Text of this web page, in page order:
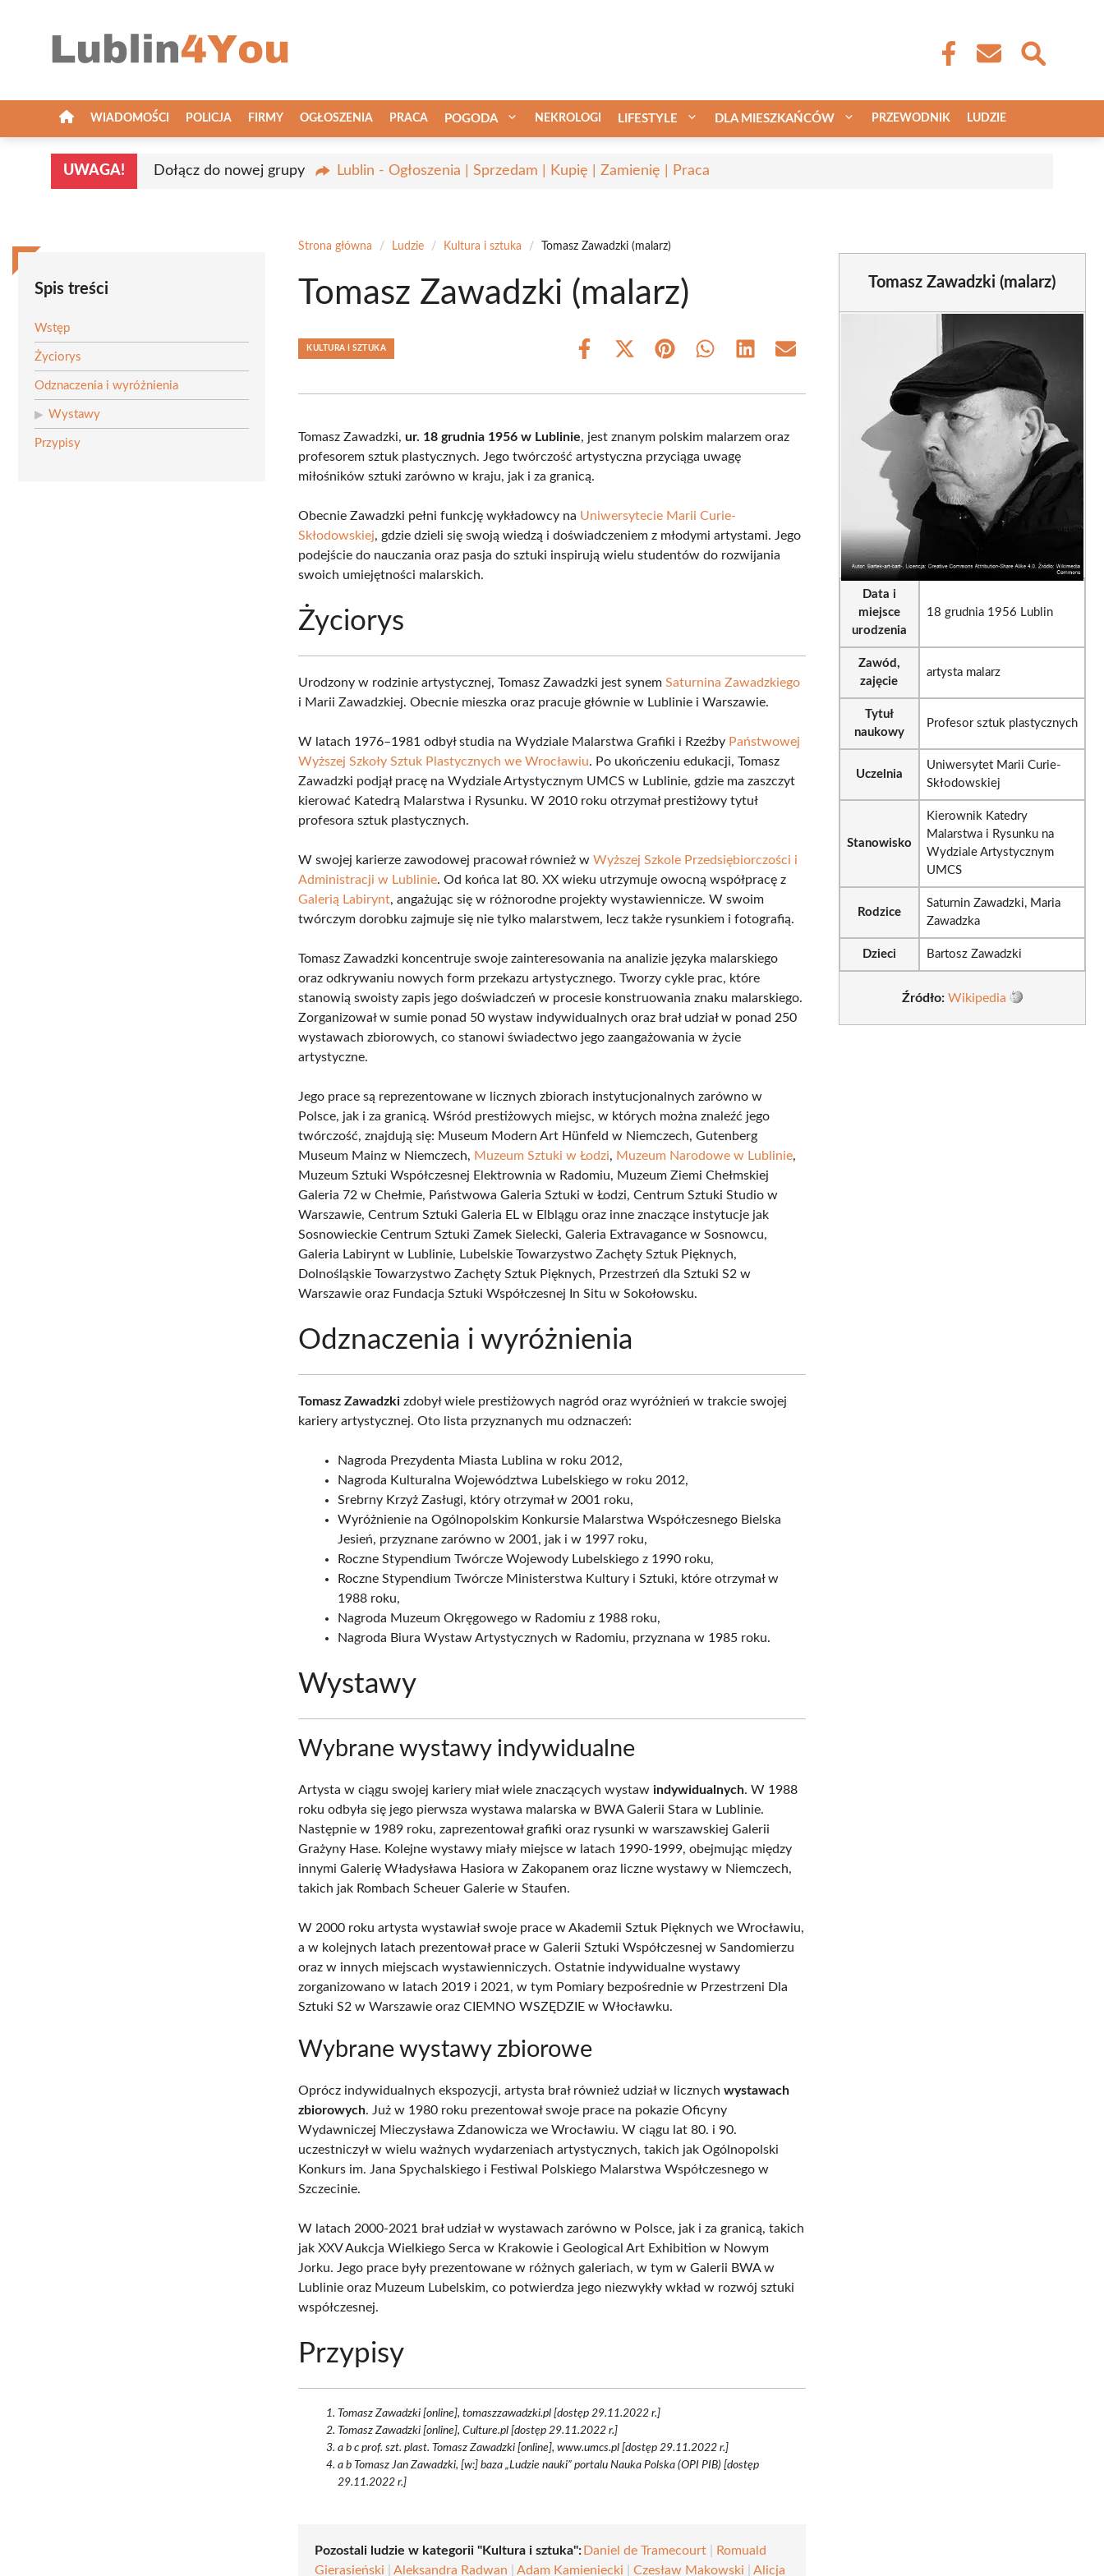
WIADOMOŚCI POLICJA FIRMY OGŁOSZENIA PRACA POGODA NEKROLOGI LIFESTYLE DLA MIESZKAŃCÓW PRZEWODNIK LUDZIE
UWAGA! Dołącz do nowej grupy Lublin - Ogłoszenia | Sprzedam | Kupię | Zamienię | Praca
Spis treści
Wstęp
Życiorys
Odznaczenia i wyróżnienia
Wystawy
Przypisy
Strona główna / Ludzie / Kultura i sztuka / Tomasz Zawadzki (malarz)
Tomasz Zawadzki (malarz)
KULTURA I SZTUKA
Share
Share
(Twitter)
Share Share Share Share
Tomasz Zawadzki,ur. 18 grudnia 1956 w Lublinie, jest znanym polskim malarzem oraz
profesorem sztuk plastycznych. Jego twórczość artystyczna przyciąga uwagę
miłośników sztuki zarówno w kraju, jak i za granicą.
Obecnie Zawadzki pełni funkcję wykładowcy na Uniwersytecie Marii Curie-
Skłodowskiej, gdzie dzieli się swoją wiedzą i doświadczeniem z młodymi artystami. Jego
podejście do nauczania oraz pasja do sztuki inspirują wielu studentów do rozwijania
swoich umiejętności malarskich.
Życiorys
Urodzony w rodzinie artystycznej, Tomasz Zawadzki jest synemSaturnina Zawadzkiego
i Marii Zawadzkiej. Obecnie mieszka oraz pracuje głównie w Lublinie i Warszawie.
W latach 1976–1981 odbył studia na Wydziale Malarstwa Grafiki i Rzeźby Państwowej
Wyższej Szkoły Sztuk Plastycznych we Wrocławiu. Po ukończeniu edukacji, Tomasz
Zawadzki podjął pracę na Wydziale Artystycznym UMCS w Lublinie, gdzie ma zaszczyt
kierować Katedrą Malarstwa i Rysunku. W 2010 roku otrzymał prestiżowy tytuł
profesora sztuk plastycznych.
W swojej karierze zawodowej pracował również wWyższej Szkole Przedsiębiorczości i
Administracji w Lublinie. Od końca lat 80. XX wieku utrzymuje owocną współpracę z
Galerią Labirynt, angażując się w różnorodne projekty wystawiennicze. W swoim
twórczym dorobku zajmuje się nie tylko malarstwem, lecz także rysunkiem i fotografią.
Tomasz Zawadzki koncentruje swoje zainteresowania na analizie języka malarskiego
oraz odkrywaniu nowych form przekazu artystycznego. Tworzy cykle prac, które
stanowią swoisty zapis jego doświadczeń w procesie konstruowania znaku malarskiego.
Zorganizował w sumie ponad 50 wystaw indywidualnych oraz brał udział w ponad 250
wystawach zbiorowych, co stanowi świadectwo jego zaangażowania w życie
artystyczne.
Jego prace są reprezentowane w licznych zbiorach instytucjonalnych zarówno w
Polsce, jak i za granicą. Wśród prestiżowych miejsc, w których można znaleźć jego
twórczość, znajdują się: Museum Modern Art Hünfeld w Niemczech, Gutenberg
Museum Mainz w Niemczech, Muzeum Sztuki w Łodzi, Muzeum Narodowe w Lublinie,
Muzeum Sztuki Współczesnej Elektrownia w Radomiu, Muzeum Ziemi Chełmskiej
Galeria 72 w Chełmie, Państwowa Galeria Sztuki w Łodzi, Centrum Sztuki Studio w
Warszawie, Centrum Sztuki Galeria EL w Elblągu oraz inne znaczące instytucje jak
Sosnowieckie Centrum Sztuki Zamek Sielecki, Galeria Extravagance w Sosnowcu,
Galeria Labirynt w Lublinie, Lubelskie Towarzystwo Zachęty Sztuk Pięknych,
Dolnośląskie Towarzystwo Zachęty Sztuk Pięknych, Przestrzeń dla Sztuki S2 w
Warszawie oraz Fundacja Sztuki Współczesnej In Situ w Sokołowsku.
Odznaczenia i wyróżnienia
Tomasz Zawadzki zdobył wiele prestiżowych nagród oraz wyróżnień w trakcie swojej
kariery artystycznej. Oto lista przyznanych mu odznaczeń:
Nagroda Prezydenta Miasta Lublina w roku 2012,
Nagroda Kulturalna Województwa Lubelskiego w roku 2012,
Srebrny Krzyż Zasługi, który otrzymał w 2001 roku,
Wyróżnienie na Ogólnopolskim Konkursie Malarstwa Współczesnego Bielska
Jesień, przyznane zarówno w 2001, jak i w 1997 roku,
Roczne Stypendium Twórcze Wojewody Lubelskiego z 1990 roku,
Roczne Stypendium Twórcze Ministerstwa Kultury i Sztuki, które otrzymał w
1988 roku,
Nagroda Muzeum Okręgowego w Radomiu z 1988 roku,
Nagroda Biura Wystaw Artystycznych w Radomiu, przyznana w 1985 roku.
Wystawy
Wybrane wystawy indywidualne
Artysta w ciągu swojej kariery miał wiele znaczących wystawindywidualnych. W 1988
roku odbyła się jego pierwsza wystawa malarska w BWA Galerii Stara w Lublinie.
Następnie w 1989 roku, zaprezentował grafiki oraz rysunki w warszawskiej Galerii
Grażyny Hase. Kolejne wystawy miały miejsce w latach 1990-1999, obejmując między
innymi Galerię Władysława Hasiora w Zakopanem oraz liczne wystawy w Niemczech,
takich jak Rombach Scheuer Galerie w Staufen.
W 2000 roku artysta wystawiał swoje prace w Akademii Sztuk Pięknych we Wrocławiu,
a w kolejnych latach prezentował prace w Galerii Sztuki Współczesnej w Sandomierzu
oraz w innych miejscach wystawienniczych. Ostatnie indywidualne wystawy
zorganizowano w latach 2019 i 2021, w tym Pomiary bezpośrednie w Przestrzeni Dla
Sztuki S2 w Warszawie oraz CIEMNO WSZĘDZIE w Włocławku.
Wybrane wystawy zbiorowe
Oprócz indywidualnych ekspozycji, artysta brał również udział w licznychwystawach
zbiorowych. Już w 1980 roku prezentował swoje prace na pokazie Oficyny
Wydawniczej Mieczysława Zdanowicza we Wrocławiu. W ciągu lat 80. i 90.
uczestniczył w wielu ważnych wydarzeniach artystycznych, takich jak Ogólnopolski
Konkurs im. Jana Spychalskiego i Festiwal Polskiego Malarstwa Współczesnego w
Szczecinie.
W latach 2000-2021 brał udział w wystawach zarówno w Polsce, jak i za granicą, takich
jak XXV Aukcja Wielkiego Serca w Krakowie i Geological Art Exhibition w Nowym
Jorku. Jego prace były prezentowane w różnych galeriach, w tym w Galerii BWA w
Lublinie oraz Muzeum Lubelskim, co potwierdza jego niezwykły wkład w rozwój sztuki
współczesnej.
Przypisy
Tomasz Zawadzki [online], tomaszzawadzki.pl [dostęp 29.11.2022 r.]
Tomasz Zawadzki [online], Culture.pl [dostęp 29.11.2022 r.]
a b c prof. szt. plast. Tomasz Zawadzki [online], www.umcs.pl [dostęp 29.11.2022 r.]
a b Tomasz Jan Zawadzki, [w:] baza „Ludzie nauki” portalu Nauka Polska (OPI PIB) [dostęp
29.11.2022 r.]
Pozostali ludzie w kategorii "Kultura i sztuka":Daniel de Tramecourt
Romuald
Gierasieński |Aleksandra Radwan |Adam Kamieniecki |Czesław Makowski |Alicja
Tomasz Zawadzki (malarz)
Data i
miejsce
urodzenia
18 grudnia 1956 Lublin
Zawód,
zajęcie
artysta malarz
Tytuł
naukowy
Profesor sztuk plastycznych
Uczelnia
Uniwersytet Marii Curie-
Skłodowskiej
Stanowisko
Kierownik Katedry
Malarstwa i Rysunku na
Wydziale Artystycznym
UMCS
Rodzice
Saturnin Zawadzki, Maria
Zawadzka
Dzieci Bartosz Zawadzki
Źródło: Wikipedia